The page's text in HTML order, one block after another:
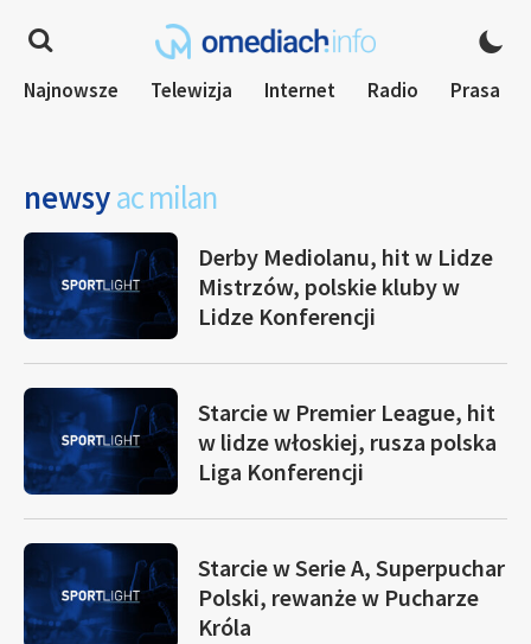
Najnowsze Telewizja Internet Radio Prasa
newsyac milan
Derby Mediolanu, hit w Lidze
Mistrzów, polskie kluby w
Lidze Konferencji
Starcie w Premier League, hit
w lidze włoskiej, rusza polska
Liga Konferencji
Starcie w Serie A, Superpuchar
Polski, rewanże w Pucharze
Króla